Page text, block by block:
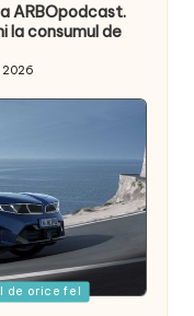
ARBOpodcast.
la consumul de
2026
de orice fel